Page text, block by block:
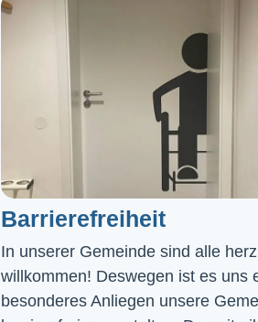
Barrierefreiheit
In unserer Gemeinde sind alle
willkommen! Deswegen ist es uns
besonderes Anliegen unsere